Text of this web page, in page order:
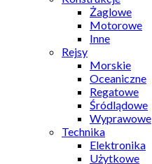
Żaglowe
Motorowe
Inne
Rejsy
Morskie
Oceaniczne
Regatowe
Śródlądowe
Wyprawowe
Technika
Elektronika
Użytkowe